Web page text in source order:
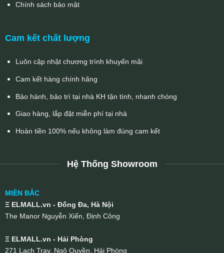
Chính sách bảo mật
Cam kết chất lượng
Luôn cập nhật chương trình khuyến mãi
Cam kết hàng chính hãng
Bảo hành, bảo trì tại nhà KH tận tình, nhanh chóng
Giao hàng, lắp đặt miễn phí tại nhà
Hoàn tiền 100% nếu không làm đúng cam kết
Hệ Thống Showroom
MIỀN BẮC
Ξ ELMALL.vn - Đống Đa, Hà Nội
The Manor Nguyễn Xiển, Định Công
Ξ ELMALL.vn - Hải Phòng
271 Lạch Tray, Ngô Quyền, Hải Phòng